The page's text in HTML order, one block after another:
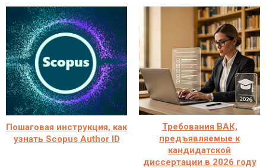
Пошаговая инструкция, как
узнать Scopus Author ID
Требования ВАК,
предъявляемые к
кандидатской
диссертации в 2026 году